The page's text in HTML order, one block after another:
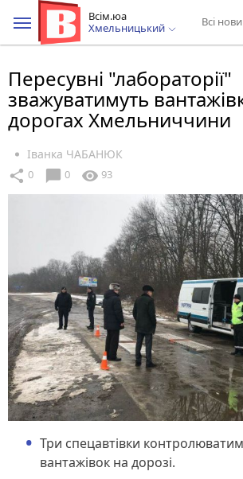
Всім.юа
Хмельницький
Всі
Пересувні "лабораторії"
зважуватимуть
дорогах Хмельниччини
Іванка ЧАБАНЮК
share 0 chat_bubble 0 visibility 93
Три спецавтівки
вантажівок на дорозі.